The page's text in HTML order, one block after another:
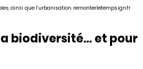
ainsi que l’urbanisation. remonterletemps.ign.fr
biodiversité… et pour